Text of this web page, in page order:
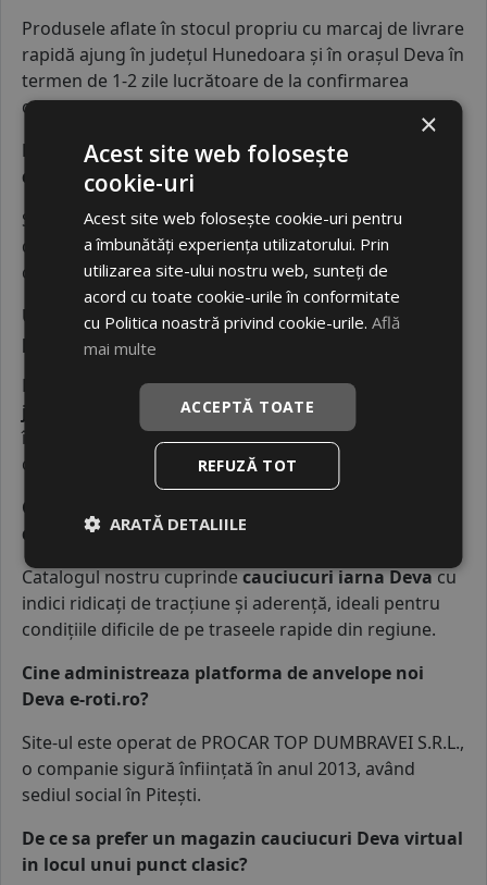
Produsele aflate în stocul propriu cu marcaj de livrare
rapidă ajung în județul Hunedoara și în orașul Deva în
termen de 1-2 zile lucrătoare de la confirmarea
comenzii.
De ce este recomandata o echilibrare roti Deva
dupa instalarea unor cauciucuri Deva noi?
Serviciul deechilibrare roti Devaelimină vibrațiile
deranjante din volan și previne uzura neuniformă a
cauciucului, protejând elementele suspensiei.
Unde pot face o indreptare jante Deva dupa
primirea coletului?
După ce primiți pneurile din categoriacauciucuri
jante Deva
, puteți apela la un service local specializat
în
indreptare jante Devapentru verificarea și
corectarea roților înainte de montaj.
Gasesc cauciucuri iarna Deva rezistente pentru
drumurile de tranzit?
Catalogul nostru cuprindecauciucuri iarna Devacu
indici ridicați de tracțiune și aderență, ideali pentru
condițiile dificile de pe traseele rapide din regiune.
Cine administreaza platforma de anvelope noi
Deva e-roti.ro?
Site-ul este operat de PROCAR TOP DUMBRAVEI S.R.L.,
o companie sigură înființată în anul 2013, având
sediul social în Pitești.
De ce sa prefer un magazin cauciucuri Deva virtual
in locul unui punct clasic?
×
Acest site web folosește
cookie-uri
Acest site web folosește cookie-uri pentru
a îmbunătăți experiența utilizatorului. Prin
utilizarea site-ului nostru web, sunteți de
acord cu toate cookie-urile în conformitate
cu Politica noastră privind cookie-urile.Află
mai multe
ACCEPTĂ TOATE
REFUZĂ TOT
ARATĂ DETALIILE